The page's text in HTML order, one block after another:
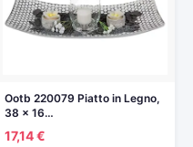
Ootb 220079 Piatto in Legno,
38 x 16…
17,14 €